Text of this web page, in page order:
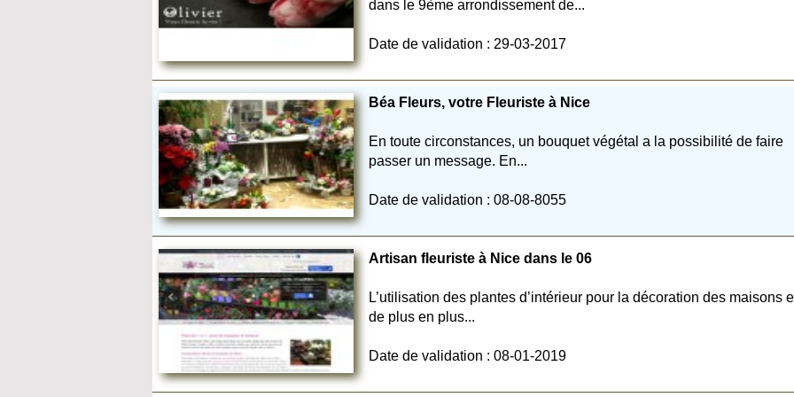
dans le 9ème arrondissement de...
Date de validation : 29-03-2017
Béa Fleurs, votre Fleuriste à Nice
En toute circonstances, un bouquet végétal a la possibilité de faire
passer un message. En...
Date de validation : 08-08-8055
Artisan fleuriste à Nice dans le 06
L’utilisation des plantes d’intérieur pour la décoration des maisons
de plus en plus...
Date de validation : 08-01-2019